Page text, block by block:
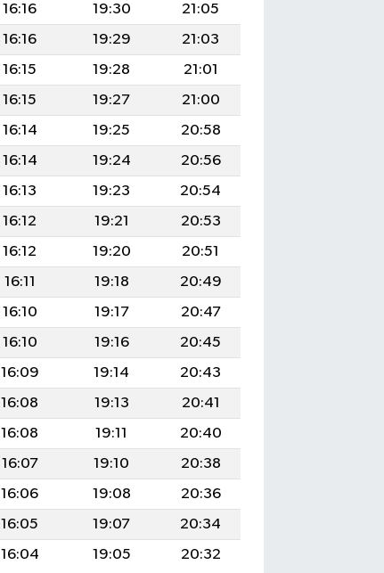
16:16 19:30
21:05
16:16 19:29
21:03
16:15 19:28
21:01
16:15 19:27
21:00
16:14 19:25
20:58
16:14 19:24
20:56
16:13 19:23
20:54
16:12 19:21
20:53
16:12 19:20
20:51
16:11 19:18
20:49
16:10 19:17
20:47
16:10 19:16
20:45
16:09 19:14
20:43
16:08 19:13
20:41
16:08 19:11
20:40
16:07 19:10
20:38
16:06 19:08
20:36
16:05 19:07
20:34
16:04 19:05 20:32